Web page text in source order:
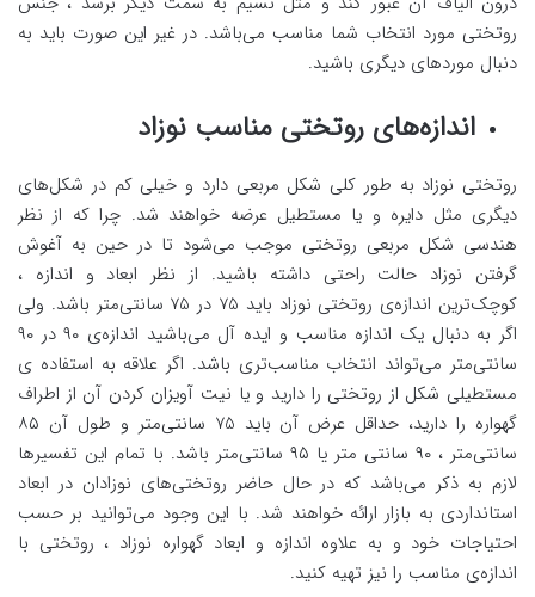
روتختی مورد انتخاب شما مناسب می‌باشد. در غیر این صورت باید به
دنبال موردهای دیگری باشید.
اندازه‌های روتختی مناسب نوزاد
روتختی نوزاد به طور کلی شکل مربعی دارد و خیلی کم در شکل‌های
دیگری مثل دایره و یا مستطیل عرضه خواهند شد. چرا که از نظر
هندسی شکل مربعی روتختی موجب می‌شود تا در حین به آغوش
گرفتن نوزاد حالت راحتی داشته باشید. از نظر ابعاد و اندازه ،
کوچک‌ترین اندازه‌ی روتختی نوزاد باید 75 در 75 سانتی‌متر باشد. ولی
اگر به دنبال یک اندازه مناسب و ایده آل می‌باشید اندازه‌ی ۹۰ در ۹۰
سانتی‌متر می‌تواند انتخاب مناسب‌تری باشد. اگر علاقه به استفاده ی
مستطیلی شکل از روتختی را دارید و یا نیت آویزان کردن آن از اطراف
گهواره را دارید، حداقل عرض آن باید 75 سانتی‌متر و طول آن ۸۵
سانتی‌متر ، ۹۰ سانتی متر یا ۹۵ سانتی‌متر باشد. با تمام این تفسیرها
لازم به ذکر می‌باشد که در حال حاضر روتختی‌های نوزادان در ابعاد
استانداردی به بازار ارائه خواهند شد. با این وجود می‌توانید بر حسب
احتیاجات خود و به علاوه اندازه و ابعاد گهواره نوزاد ، روتختی با
اندازه‌ی مناسب را نیز تهیه کنید.